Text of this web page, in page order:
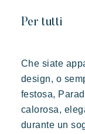
Per tutti
Che siate
design, o
festosa,
calorosa,
durante un